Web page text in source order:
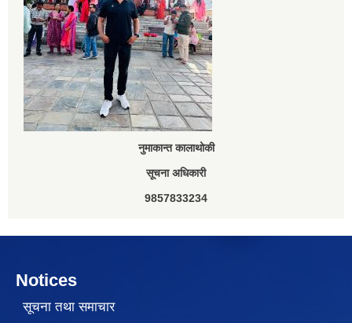
नुमाकान्त कालाथोकी
सूचना अधिकारी
9857833234
Notices
सूचना तथा समाचार